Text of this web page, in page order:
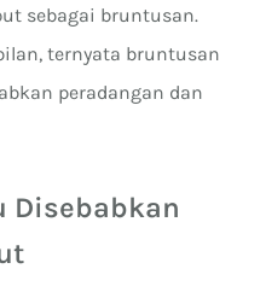
sebagai bruntusan.
ternyata bruntusan
peradangan dan
Disebabkan